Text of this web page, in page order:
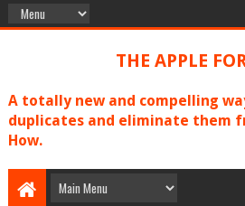
THE APPLE
A totally new and compelling
duplicates and eliminate them
How.